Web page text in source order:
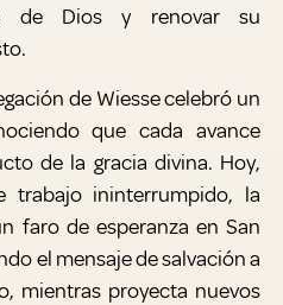
de Dios y renovar su
de Wiesse celebró un
que cada avance
de la gracia divina. Hoy,
trabajo ininterrumpido, la
faro de esperanza en San
el mensaje de salvación a
mientras proyecta nuevos